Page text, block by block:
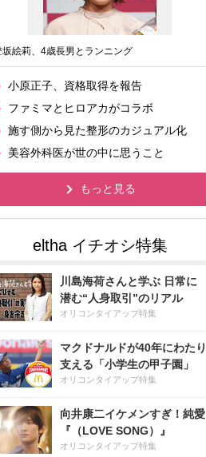
坂絵莉、4歳長男とランニング
小原正子、資格取得を報告
ファミマとヒロアカがコラボ
施す側から見た整形のカジュアル化
美容外科医が世の中に思うこと
もっと見る
川島海荷さんと学ぶ 日常に
潜む“人身取引”のリアル
オリコンタイアップ特集
マクドナルドが40年にわたり
支える「小学生の甲子園」
オリコンタイアップ特集
向井康二イケメンすぎ！純愛
『（LOVE SONG）』
オリコンタイアップ特集